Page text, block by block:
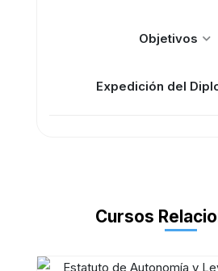
Objetivos
Expedición del
Cursos